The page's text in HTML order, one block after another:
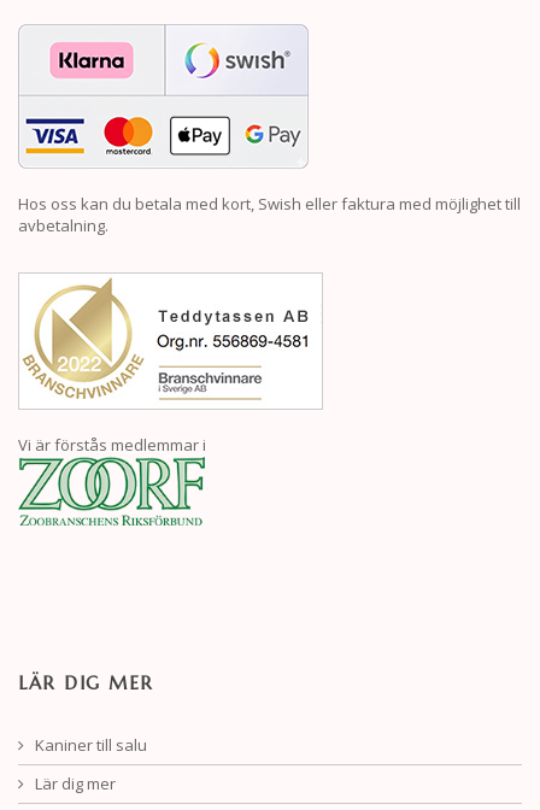
Hos oss kan du betala med kort, Swish eller faktura med möjlighet till
avbetalning.
Vi är förstås medlemmar i
LÄR DIG MER
Kaniner till salu
Lär dig mer